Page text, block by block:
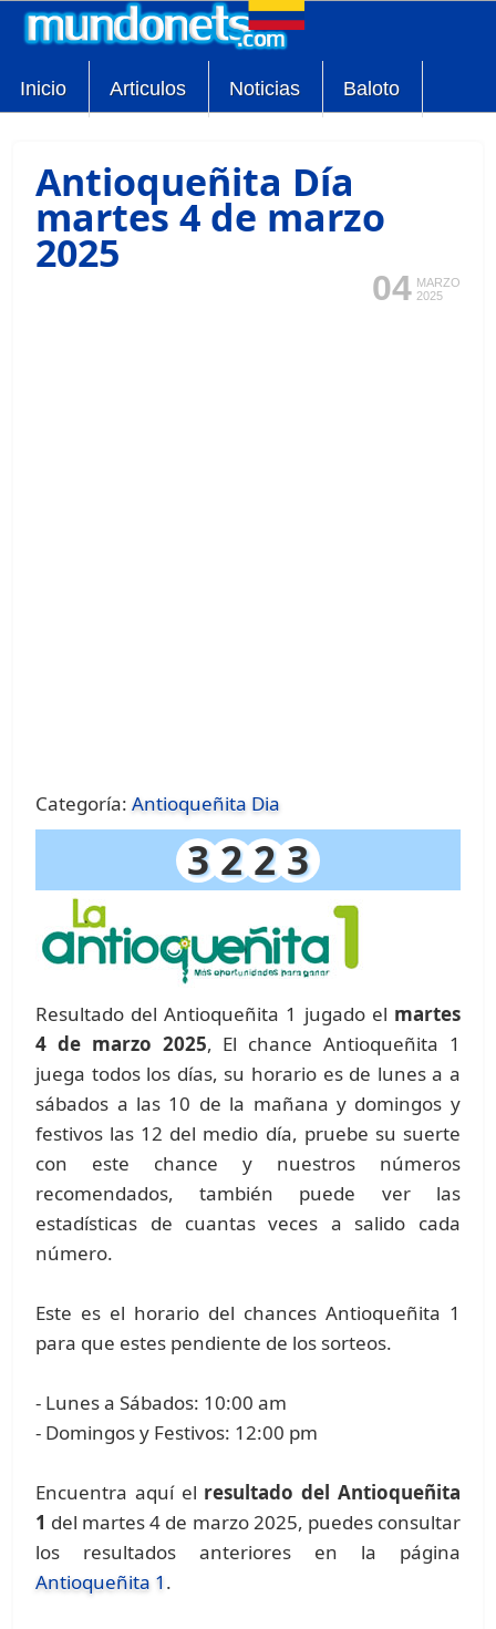
Inicio Articulos Noticias Baloto
Antioqueñita Día
martes 4 de marzo
2025
04 MARZO
2025
Categoría:Antioqueñita Dia
3 2 2 3
Resultado del Antioqueñita 1 jugado el martes
4 de marzo 2025, El chance Antioqueñita 1
juega todos los días, su horario es de lunes a a
sábados a las 10 de la mañana y domingos y
festivos las 12 del medio día, pruebe su suerte
con este chance y nuestros números
recomendados, también puede ver las
estadísticas de cuantas veces a salido cada
número.
Este es el horario del chances Antioqueñita 1
para que estes pendiente de los sorteos.
- Lunes a Sábados: 10:00 am
- Domingos y Festivos: 12:00 pm
Encuentra aquí el resultado del Antioqueñita
1 del martes 4 de marzo 2025, puedes consultar
los resultados anteriores en la página
Antioqueñita 1.